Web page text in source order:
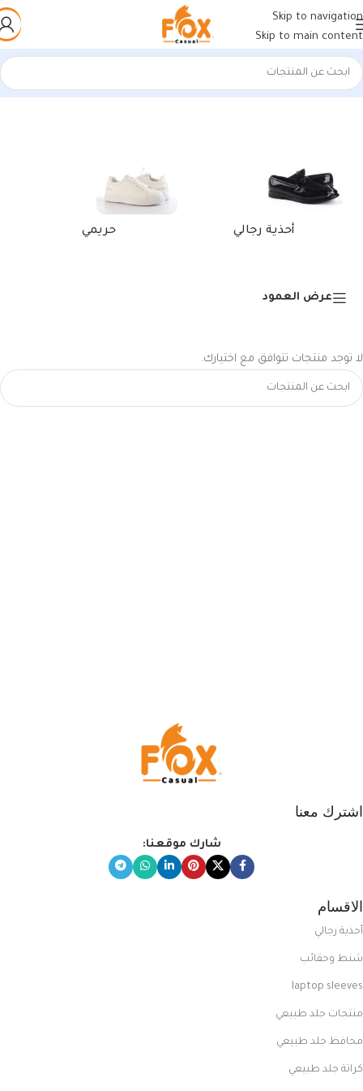
Skip to navigation
Skip to main content
الرئيسية/منتجات تحت الوسم “كوتش جوردن للخروجات اليومية”
أحذية رجالي حريمي
عرض العمود
لا توجد منتجات تتوافق مع اختيارك.
اشترك معنا
شارك موقعنا:
الاقسام
أحذية رجالي
شنط وحقائب
laptop sleeves
منتجات جلد طبيعي
محافظ جلد طبيعي
كراتة جلد طبيعي